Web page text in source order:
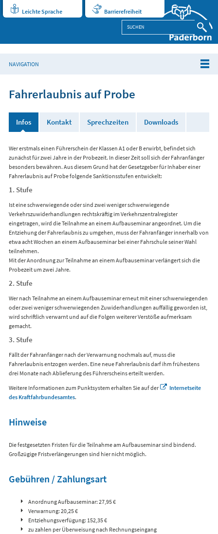
Leichte Sprache Barrierefreiheit
NAVIGATION
Fahrerlaubnis auf Probe
Infos Kontakt Sprechzeiten Downloads
Wer erstmals einen Führerschein der Klassen A1 oder B erwirbt, befindet sich
zunächst für zwei Jahre in der Probezeit. In dieser Zeit soll sich der Fahranfänger
besonders bewähren. Aus diesem Grund hat der Gesetzgeber für Inhaber einer
Fahrerlaubnis auf Probe folgende Sanktionsstufen entwickelt:
1. Stufe
Ist eine schwerwiegende oder sind zwei weniger schwerwiegende
Verkehrszuwiderhandlungen rechtskräftig im Verkehrszentralregister
eingetragen, wird die Teilnahme an einem Aufbauseminar angeordnet. Um die
Entziehung der Fahrerlaubnis zu umgehen, muss der Fahranfänger innerhalb von
etwa acht Wochen an einem Aufbauseminar bei einer Fahrschule seiner Wahl
teilnehmen.
Mit der Anordnung zur Teilnahme an einem Aufbauseminar verlängert sich die
Probezeit um zwei Jahre.
2. Stufe
Wer nach Teilnahme an einem Aufbauseminar erneut mit einer schwerwiegenden
oder zwei weniger schwerwiegenden Zuwiderhandlungen auffällig geworden ist,
wird schriftlich verwarnt und auf die Folgen weiterer Verstöße aufmerksam
gemacht.
3. Stufe
Fällt der Fahranfänger nach der Verwarnung nochmals auf, muss die
Fahrerlaubnis entzogen werden. Eine neue Fahrerlaubnis darf ihm frühestens
drei Monate nach Ablieferung des Führerscheins erteilt werden.
Weitere Informationen zum Punktsystem erhalten Sie auf der
Internetseite
des Kraftfahrbundesamtes.
Hinweise
Die festgesetzten Fristen für die Teilnahme am Aufbauseminar sind bindend.
Großzügige Fristverlängerungen sind hier nicht möglich.
Gebühren / Zahlungsart
Anordnung Aufbauseminar: 27,95 €
Verwarnung: 20,25 €
Entziehungsverfügung: 152,35 €
zu zahlen per Überweisung nach Rechnungseingang